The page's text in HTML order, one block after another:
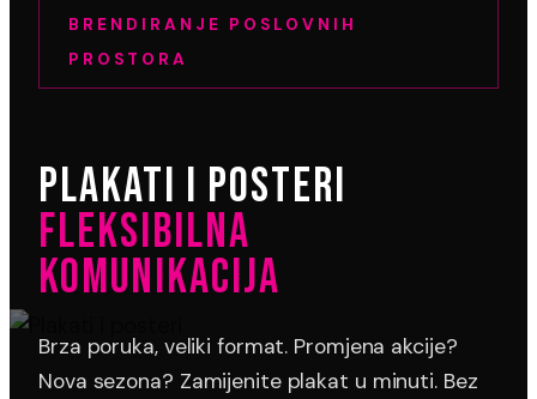
BRENDIRANJE POSLOVNIH
PROSTORA
PLAKATI I POSTERI
FLEKSIBILNA
KOMUNIKACIJA
Brza poruka, veliki format. Promjena akcije?
Nova sezona? Zamijenite plakat u minuti. Bez